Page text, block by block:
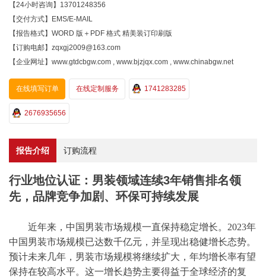
【24小时咨询】13701248356
【交付方式】EMS/E-MAIL
【报告格式】WORD 版＋PDF 格式 精美装订印刷版
【订购电邮】zqxgj2009@163.com
【企业网址】www.gtdcbgw.com , www.bjzjqx.com , www.chinabgw.net
在线填写订单 在线定制服务 1741283285
2676935656
报告介绍 订购流程
行业地位认证：男装领域连续3年销售排名领
先，品牌竞争加剧、环保可持续发展
近年来，中国男装市场规模一直保持稳定增长。 2023年
中国男装市场规模已达数千亿元，并呈现出稳健增长态势。
预计未来几年，男装市场规模将继续扩大，年均增长率有望
保持在较高水平。这一增长趋势主要得益于全球经济的复